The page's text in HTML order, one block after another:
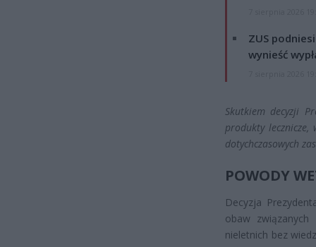
ZUS
wynieść
Skutkiem decyzji
produkty lecznicze,
dotychczasowych
POWODY
Decyzja
obaw
nieletnich bez